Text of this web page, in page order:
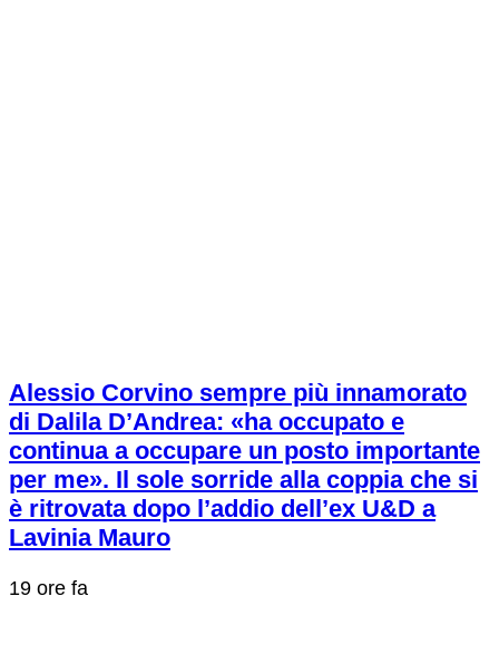
Alessio Corvino sempre più innamorato
di Dalila D’Andrea: «ha occupato e
continua a occupare un posto importante
per me». Il sole sorride alla coppia che si
è ritrovata dopo l’addio dell’ex U&D a
Lavinia Mauro
19 ore fa